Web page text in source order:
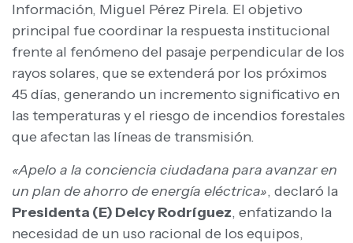
Información, Miguel Pérez Pirela. El objetivo
principal fue coordinar la respuesta institucional
frente al fenómeno del pasaje perpendicular de los
rayos solares, que se extenderá por los próximos
45 días, generando un incremento significativo en
las temperaturas y el riesgo de incendios forestales
que afectan las líneas de transmisión.
«Apelo a la conciencia ciudadana para avanzar en
un plan de ahorro de energía eléctrica», declaró la
Presidenta (E) Delcy Rodríguez, enfatizando la
necesidad de un uso racional de los equipos,